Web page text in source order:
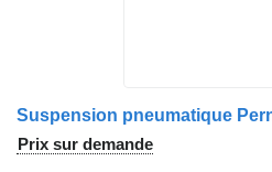
Prix sur demande